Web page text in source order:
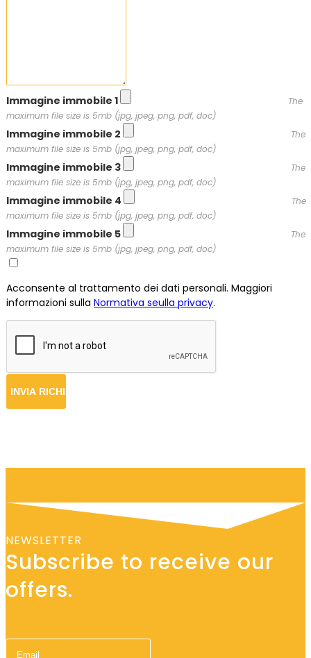
Immagine immobile 1
The
maximum file size is 5mb (jpg, jpeg, png, pdf, doc)
Immagine immobile 2
The
maximum file size is 5mb (jpg, jpeg, png, pdf, doc)
Immagine immobile 3
The
maximum file size is 5mb (jpg, jpeg, png, pdf, doc)
Immagine immobile 4
The
maximum file size is 5mb (jpg, jpeg, png, pdf, doc)
Immagine immobile 5
The
maximum file size is 5mb (jpg, jpeg, png, pdf, doc)
Acconsente al trattamento dei dati personali. Maggiori
informazioni sulla Normativa seulla privacy.
NEWSLETTER
Subscribe to receive our
offers.